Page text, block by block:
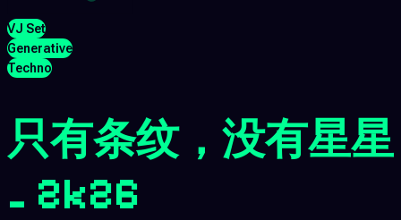
VJ Set
Generative
Techno
只有条纹，没有星星
_ 2k26